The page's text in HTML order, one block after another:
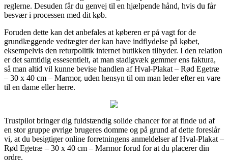
reglerne. Desuden får du genvej til en hjælpende hånd, hvis du får
besvær i processen med dit køb.
Foruden dette kan det anbefales at køberen er på vagt for de
grundlæggende vedtægter der kan have indflydelse på købet,
eksempelvis den returpolitik internet butikken tilbyder. I den relation
er det samtidig essesentielt, at man stadigvæk gemmer ens faktura,
så man altid vil kunne bevise handlen af Hval-Plakat – Rød Egetræ
– 30 x 40 cm – Marmor, uden hensyn til om man leder efter en vare
til en dame eller herre.
Trustpilot bringer dig fuldstændig solide chancer for at finde ud af
en stor gruppe øvrige brugeres domme og på grund af dette foreslår
vi, at du besigtiger online forretningens anmeldelser af Hval-Plakat –
Rød Egetræ – 30 x 40 cm – Marmor forud for at du placerer din
ordre.